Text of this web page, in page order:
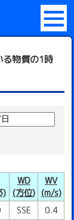
る物質の1時
WD
(方位)
WV
(m/s)
SSE
0.4